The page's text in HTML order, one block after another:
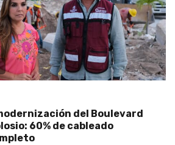
del Boulevard
60% de cableado